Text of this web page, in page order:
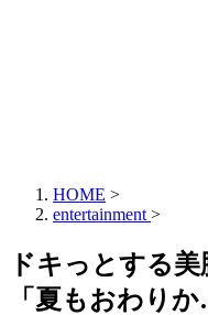
HOME >
entertainment >
ドキっとする
「夏もおわり